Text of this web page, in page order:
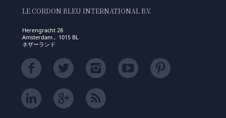
LE CORDON BLEU INTERNATIONAL B.V.
Herengracht 28
Amsterdam , 1015 BL
ネザーランド